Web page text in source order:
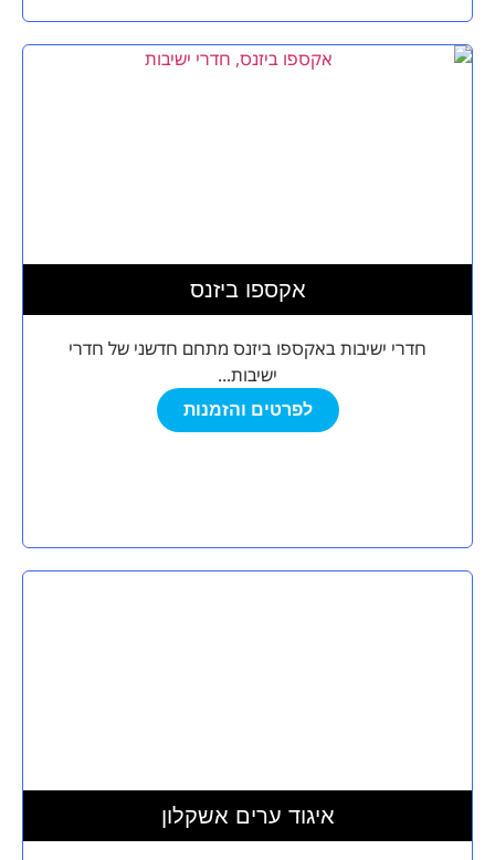
אקספו ביזנס
חדרי ישיבות באקספו ביזנס מתחם חדשני של חדרי
ישיבות...
לפרטים והזמנות
איגוד ערים אשקלון